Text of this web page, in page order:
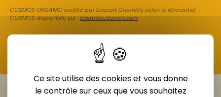
COSMOS ORGANIC certifié par Ecocert Greenlife selon le référentiel
COSMOS disponible sur :cosmos.ecocert.com
Ce site utilise des cookies et vous donne
le contrôle sur ceux que vous souhaitez